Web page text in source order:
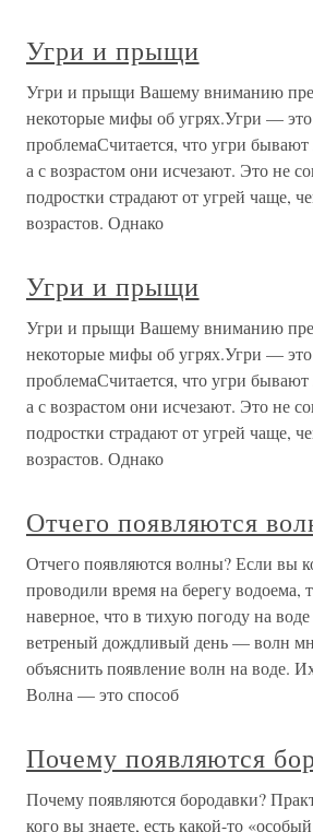
Угри и прыщи
Угри и прыщи Вашему вниманию
некоторые мифы об угрях.Угри — это
проблемаСчитается, что угри
а с возрастом они исчезают. Это не
подростки страдают от угрей чаще,
возрастов. Однако
Угри и прыщи
Угри и прыщи Вашему вниманию
некоторые мифы об угрях.Угри — это
проблемаСчитается, что угри
а с возрастом они исчезают. Это не
подростки страдают от угрей чаще,
возрастов. Однако
Отчего появляются
Отчего появляются волны? Если вы
проводили время на берегу водоема,
наверное, что в тихую погоду на
ветреный дождливый день — волн
объяснить появление волн на воде.
Волна — это способ
Почему появляются
Почему появляются бородавки?
кого вы знаете, есть какой-то